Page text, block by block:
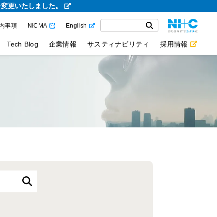
更いたしました。
事項 NICMA English
Tech Blog 企業情報 サスティナビリティ 採用情報